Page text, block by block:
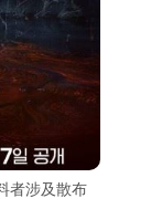
者涉及散布